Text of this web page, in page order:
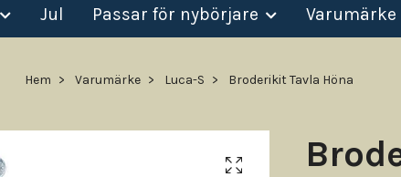
Jul Passar för nybörjare Varumärke
Hem Varumärke Luca-S Broderikit Tavla Höna